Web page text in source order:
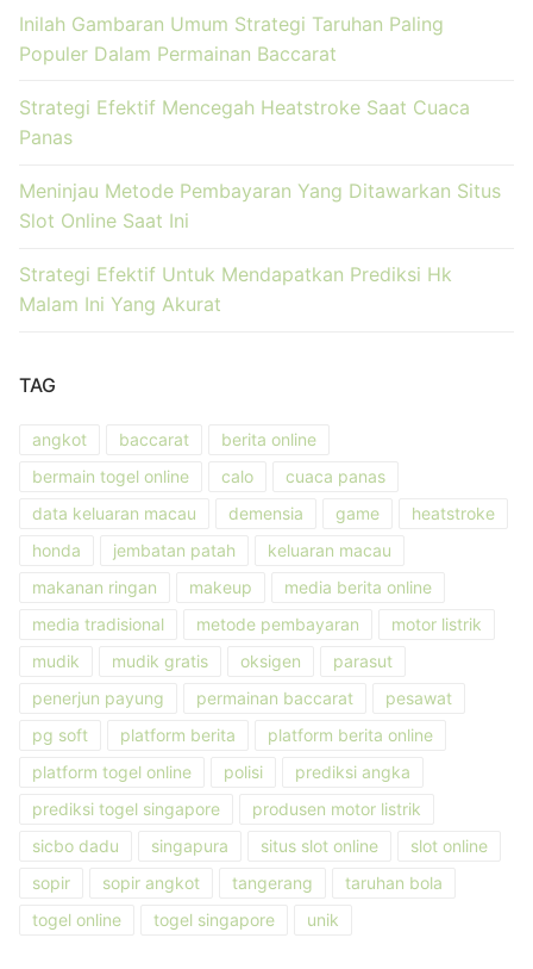
Inilah Gambaran Umum Strategi Taruhan Paling
Populer Dalam Permainan Baccarat
Strategi Efektif Mencegah Heatstroke Saat Cuaca
Panas
Meninjau Metode Pembayaran Yang Ditawarkan Situs
Slot Online Saat Ini
Strategi Efektif Untuk Mendapatkan Prediksi Hk
Malam Ini Yang Akurat
TAG
angkot baccarat
berita online
bermain togel online
calo
cuaca panas
data keluaran macau
demensia game
heatstroke
honda
jembatan patah
keluaran macau
makanan ringan
makeup
media berita online
media tradisional
metode pembayaran
motor listrik
mudik
mudik gratis oksigen
parasut
penerjun payung
permainan baccarat
pesawat
pg soft
platform berita
platform berita online
platform togel online
polisi
prediksi angka
prediksi togel singapore
produsen motor listrik
sicbo dadu
singapura situs slot online
slot online
sopir
sopir angkot tangerang
taruhan bola
togel online
togel singapore unik